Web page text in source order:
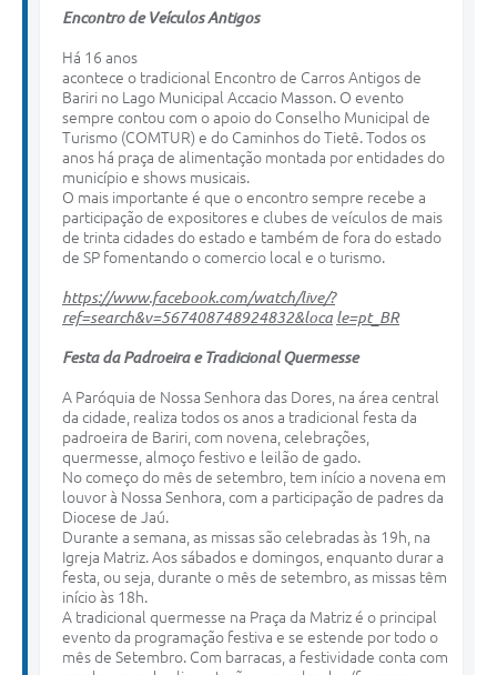
Encontro de VeículosAntigos
Há 16 anos
acontece o tradicional Encontro de Carros Antigos de
Bariri no Lago Municipal Accacio Masson. O evento
sempre contou com o apoio do Conselho Municipal de
Turismo (COMTUR) e do Caminhos do Tietê. Todos os
anos há praça de alimentação montada por entidades do
município e shows musicais.
O mais importante é que o encontro sempre recebe a
participação de expositores e clubes de veículos de mais
de trinta cidades do estado e também de fora do estado
de SP fomentando o comercio local e o turismo.
https://www.facebook.com/watch/live/?
ref=search&v=567408748924832&loca le=pt_BR
Festa da Padroeira e Tradicional Quermesse
A Paróquia de Nossa Senhora das Dores, na área central
da cidade, realiza todos os anos a tradicional festa da
padroeira de Bariri, com novena, celebrações,
quermesse, almoço festivo e leilão de gado.
No começo do mês de setembro, tem início a novena em
louvor à Nossa Senhora, com a participação de padres da
Diocese de Jaú.
Durante a semana, as missas são celebradas às 19h, na
Igreja Matriz. Aos sábados e domingos, enquanto durar a
festa, ou seja, durante o mês de setembro, as missas têm
início às 18h.
A tradicional quermesse na Praça da Matriz é o principal
evento da programação festiva e se estende por todo o
mês de Setembro. Com barracas, a festividade conta com